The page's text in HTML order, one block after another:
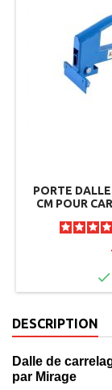
PORTE
CM POUR

DESCRIPTION
Dalle de
par Mirage